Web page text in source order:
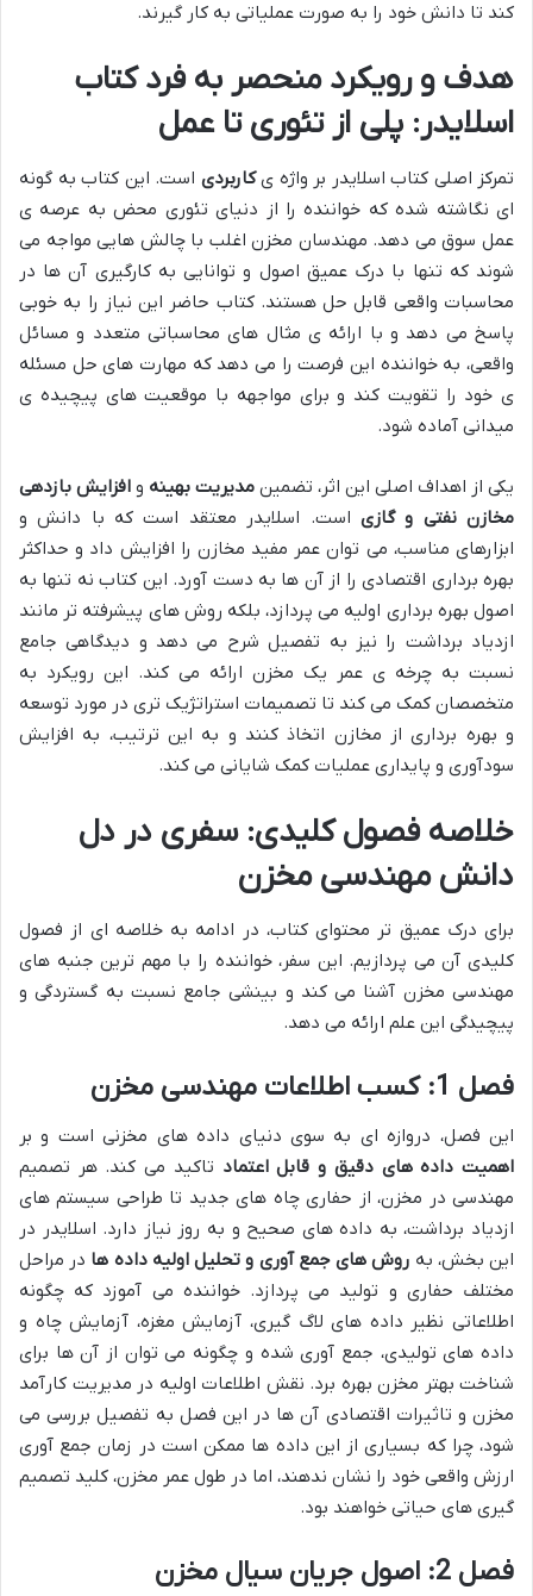
کند تا دانش خود را به صورت عملیاتی به کار گیرند.
هدف و رویکرد منحصر به فرد کتاب
اسلایدر: پلی از تئوری تا عمل
تمرکز اصلی کتاب اسلایدر بر واژه یکاربردی است. این کتاب به گونه
ای نگاشته شده که خواننده را از دنیای تئوری محض به عرصه ی
عمل سوق می دهد. مهندسان مخزن اغلب با چالش هایی مواجه می
شوند که تنها با درک عمیق اصول و توانایی به کارگیری آن ها در
محاسبات واقعی قابل حل هستند. کتاب حاضر این نیاز را به خوبی
پاسخ می دهد و با ارائه ی مثال های محاسباتی متعدد و مسائل
واقعی، به خواننده این فرصت را می دهد که مهارت های حل مسئله
ی خود را تقویت کند و برای مواجهه با موقعیت های پیچیده ی
میدانی آماده شود.
یکی از اهداف اصلی این اثر، تضمین مدیریت بهینه و افزایش بازدهی
مخازن نفتی و گازی است. اسلایدر معتقد است که با دانش و
ابزارهای مناسب، می توان عمر مفید مخازن را افزایش داد و حداکثر
بهره برداری اقتصادی را از آن ها به دست آورد. این کتاب نه تنها به
اصول بهره برداری اولیه می پردازد، بلکه روش های پیشرفته تر مانند
ازدیاد برداشت را نیز به تفصیل شرح می دهد و دیدگاهی جامع
نسبت به چرخه ی عمر یک مخزن ارائه می کند. این رویکرد به
متخصصان کمک می کند تا تصمیمات استراتژیک تری در مورد توسعه
و بهره برداری از مخازن اتخاذ کنند و به این ترتیب، به افزایش
سودآوری و پایداری عملیات کمک شایانی می کند.
خلاصه فصول کلیدی: سفری در دل
دانش مهندسی مخزن
برای درک عمیق تر محتوای کتاب، در ادامه به خلاصه ای از فصول
کلیدی آن می پردازیم. این سفر، خواننده را با مهم ترین جنبه های
مهندسی مخزن آشنا می کند و بینشی جامع نسبت به گستردگی و
پیچیدگی این علم ارائه می دهد.
فصل 1: کسب اطلاعات مهندسی مخزن
این فصل، دروازه ای به سوی دنیای داده های مخزنی است و بر
اهمیت داده های دقیق و قابل اعتماد تاکید می کند. هر تصمیم
مهندسی در مخزن، از حفاری چاه های جدید تا طراحی سیستم های
ازدیاد برداشت، به داده های صحیح و به روز نیاز دارد. اسلایدر در
این بخش، به روش های جمع آوری و تحلیل اولیه داده ها در مراحل
مختلف حفاری و تولید می پردازد. خواننده می آموزد که چگونه
اطلاعاتی نظیر داده های لاگ گیری، آزمایش مغزه، آزمایش چاه و
داده های تولیدی، جمع آوری شده و چگونه می توان از آن ها برای
شناخت بهتر مخزن بهره برد. نقش اطلاعات اولیه در مدیریت کارآمد
مخزن و تاثیرات اقتصادی آن ها در این فصل به تفصیل بررسی می
شود، چرا که بسیاری از این داده ها ممکن است در زمان جمع آوری
ارزش واقعی خود را نشان ندهند، اما در طول عمر مخزن، کلید تصمیم
گیری های حیاتی خواهند بود.
فصل 2: اصول جریان سیال مخزن